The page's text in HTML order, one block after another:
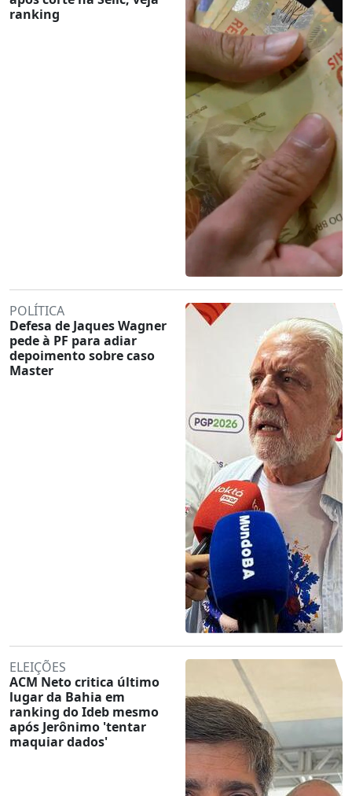
ranking
POLÍTICA
Defesa de Jaques Wagner
pede à PF para adiar
depoimento sobre caso
Master
ELEIÇÕES
ACM Neto critica último
lugar da Bahia em
ranking do Ideb mesmo
após Jerônimo 'tentar
maquiar dados'